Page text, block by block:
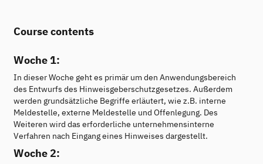
Course contents
Woche 1:
In dieser Woche geht es primär um den Anwendungsbereich
des Entwurfs des Hinweisgeberschutzgesetzes. Außerdem
werden grundsätzliche Begriffe erläutert, wie z.B. interne
Meldestelle, externe Meldestelle und Offenlegung. Des
Weiteren wird das erforderliche unternehmensinterne
Verfahren nach Eingang eines Hinweises dargestellt.
Woche 2: